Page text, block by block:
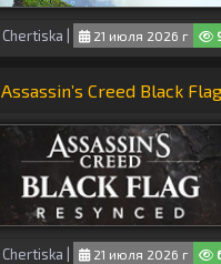
Chertiska 21 июля 2026 г
Assassin’s Creed Black
Chertiska | 21 июля 2026 г